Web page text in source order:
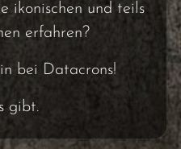
ikonischen und teils
erfahren?
bei Datacrons!
gibt.